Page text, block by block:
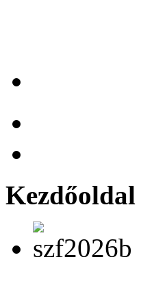
Kezdőoldal